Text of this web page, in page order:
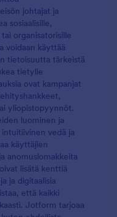
johtajat ja
sosiaalisille,
organisatorisille
voidaan käyttää
tietoisuutta tärkeistä
tietylle
ovat kampanjat
yliopistopyynnöt.
luominen ja
vedä ja
käyttäjien
anomuslomakkeita
lisätä kenttiä
ja digitaalisia
että kaikki
Jotform tarjoaa